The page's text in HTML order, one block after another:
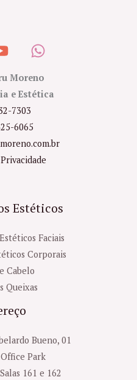
Moreno
e Estética
7303
6065
Estéticos
Faciais
Corporais
Cabelo
Queixas
Bueno, 01
Park
161 e 162